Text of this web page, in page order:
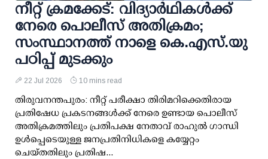
നീറ്റ് ക്രമക്കേട്: വിദ്യാര്‍ഥികള്‍ക്ക്
നേരെ പൊലീസ് അതിക്രമം;
സംസ്ഥാനത്ത് നാളെ കെ.എസ്.യു
പഠിപ്പ് മുടക്കും
22 Jul 2026 10 mins read
തിരുവനന്തപുരം: നീറ്റ് പരീക്ഷാ തിരിമറിക്കെതിരായ
പ്രതിഷേധ പ്രകടനങ്ങള്‍ക്ക് നേരെ ഉണ്ടായ പൊലീസ്
അതിക്രമത്തിലും പ്രതിപക്ഷ നേതാവ് രാഹുല്‍ ഗാന്ധി
ഉള്‍പ്പെടെയുള്ള ജനപ്രതിനിധികളെ കയ്യേറ്റം
ചെയ്തതിലും പ്രതിഷ...